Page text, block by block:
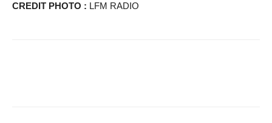
CREDIT PHOTO : LFM RADIO